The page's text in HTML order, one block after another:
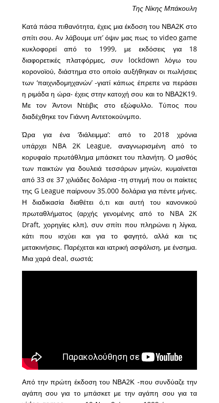
Της Νίκης Μπάκουλη
Κατά πάσα πιθανότητα, έχεις μια έκδοση του ΝΒΑ2Κ στο
σπίτι σου. Aν λάβουμε υπ’ όψιν μας πως το video game
κυκλοφορεί από το 1999, με εκδόσεις για 18
διαφορετικές πλατφόρμες, συν lockdown λόγω του
κορονοϊού, διάστημα στο οποίο αυξήθηκαν οι πωλήσεις
των ‘παιχνιδομηχανών’ -γιατί κάπως έπρεπε να περάσει
η ριμάδα η ώρα- έχεις στην κατοχή σου και το ΝΒΑ2Κ19.
Με τον Άντονι Ντέιβις στο εξώφυλλο. Tύπος που
διαδέχθηκε τον Γιάννη Αντετοκούνμπο.
Ώρα για ένα ‘διάλειμμα’: από το 2018 χρόνια
υπάρχει NBA 2K League, αναγνωρισμένη από το
κορυφαίο πρωτάθλημα μπάσκετ του πλανήτη. Ο μισθός
των παικτών για δουλειά τεσσάρων μηνών, κυμαίνεται
από 33 σε 37 χιλιάδες δολάρια -τη στιγμή που οι παίκτες
της G League παίρνουν 35.000 δολάρια για πέντε μήνες.
Η διαδικασία διαθέτει ό,τι και αυτή του κανονικού
πρωταθλήματος (αρχής γενομένης από το NBA 2K
Draft, χορηγίες κλπ), συν σπίτι που πληρώνει η λίγκα,
κάτι που ισχύει και για το φαγητό, αλλά και τις
μετακινήσεις. Παρέχεται και ιατρική ασφάλιση, με ένσημα.
Μια χαρά deal, σωστά;
Από την πρώτη έκδοση του ΝΒΑ2Κ -που συνδύαζε την
αγάπη σου για το μπάσκετ με την αγάπη σου για τα